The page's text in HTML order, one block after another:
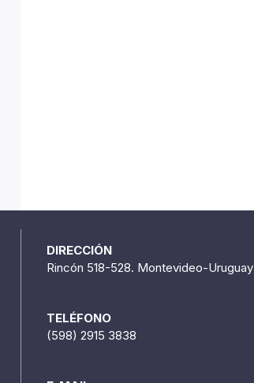
DIRECCIÓN
Rincón 518-528. Montevideo-Uruguay
TELÉFONO
(598) 2915 3838